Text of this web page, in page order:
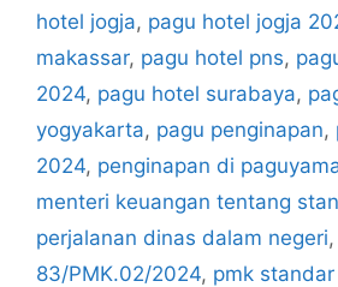
hotel jogja, pagu hotel jogja
makassar, pagu hotel pns,
2024, pagu hotel surabaya,
yogyakarta, pagu penginapan,
2024, penginapan di
menteri keuangan tentang
perjalanan dinas dalam negeri,
83/PMK.02/2024, pmk